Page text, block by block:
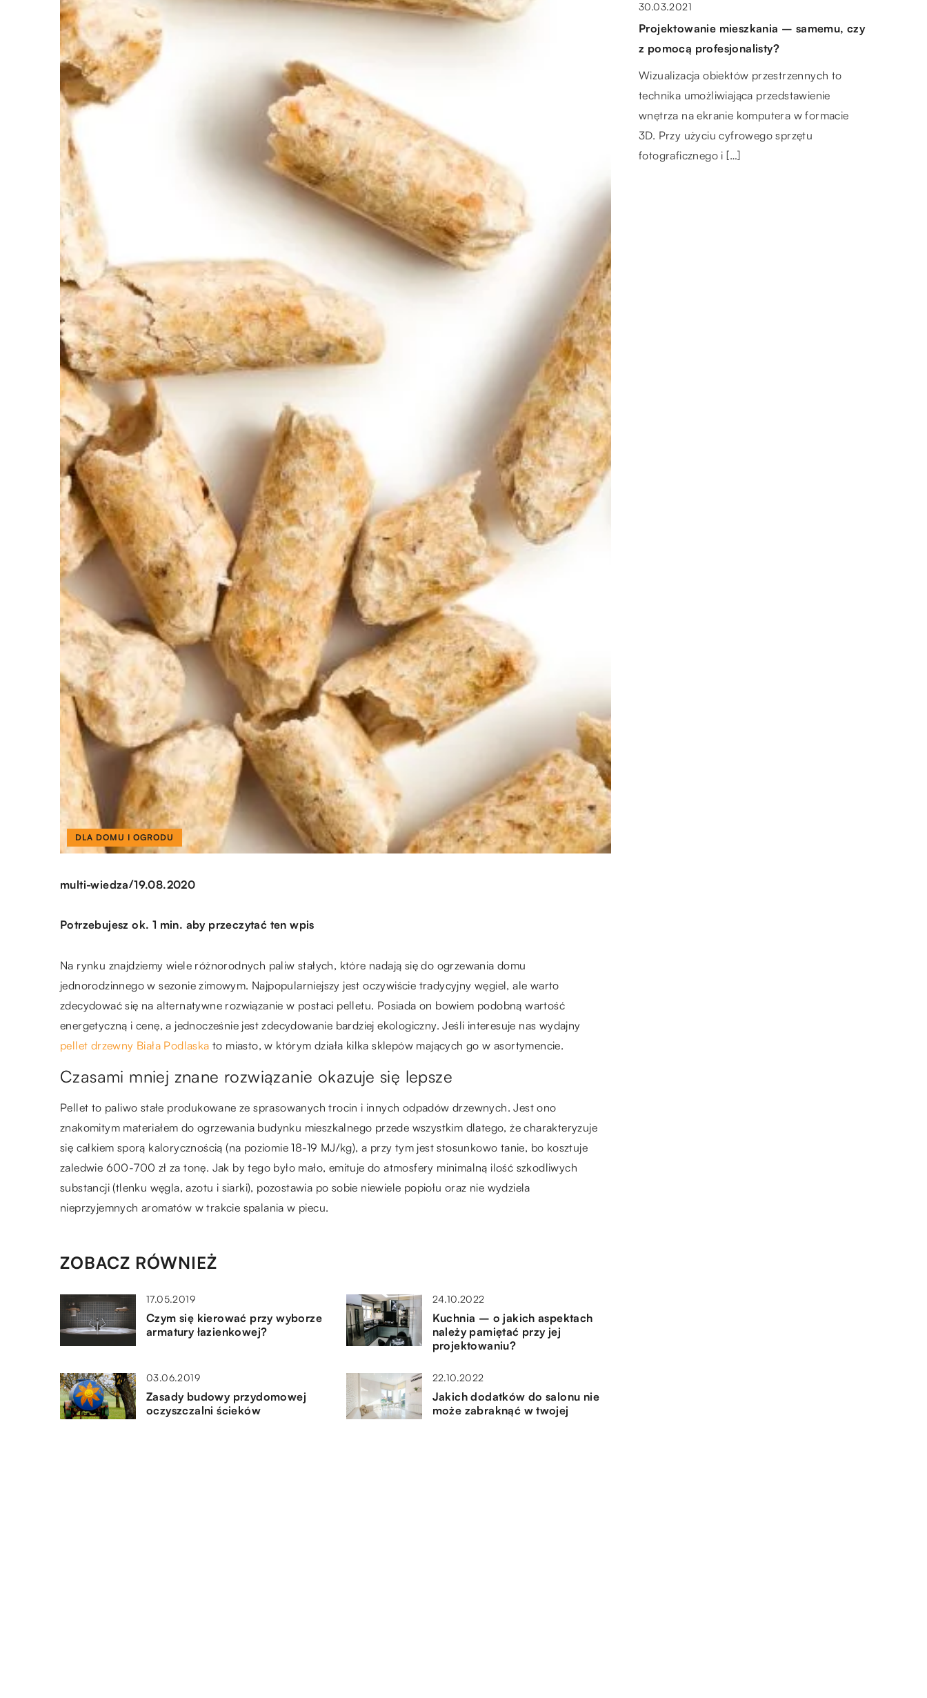
DLA DOMU I OGRODU
multi-wiedza/19.08.2020
Potrzebujesz ok. 1 min. aby przeczytać ten wpis
Na rynku znajdziemy wiele różnorodnych paliw stałych, które nadają się do ogrzewania domu
jednorodzinnego w sezonie zimowym. Najpopularniejszy jest oczywiście tradycyjny węgiel, ale warto
zdecydować się na alternatywne rozwiązanie w postaci pelletu. Posiada on bowiem podobną wartość
energetyczną i cenę, a jednocześnie jest zdecydowanie bardziej ekologiczny. Jeśli interesuje nas wydajny
pellet drzewny Biała Podlaska to miasto, w którym działa kilka sklepów mających go w asortymencie.
Czasami mniej znane rozwiązanie okazuje się lepsze
Pellet to paliwo stałe produkowane ze sprasowanych trocin i innych odpadów drzewnych. Jest ono
znakomitym materiałem do ogrzewania budynku mieszkalnego przede wszystkim dlatego, że charakteryzuje
się całkiem sporą kalorycznością (na poziomie 18-19 MJ/kg), a przy tym jest stosunkowo tanie, bo kosztuje
zaledwie 600-700 zł za tonę. Jak by tego było mało, emituje do atmosfery minimalną ilość szkodliwych
substancji (tlenku węgla, azotu i siarki), pozostawia po sobie niewiele popiołu oraz nie wydziela
nieprzyjemnych aromatów w trakcie spalania w piecu.
ZOBACZ RÓWNIEŻ
17.05.2019
Czym się kierować przy wyborze
armatury łazienkowej?
24.10.2022
Kuchnia – o jakich aspektach
należy pamiętać przy jej
projektowaniu?
03.06.2019
Zasady budowy przydomowej
oczyszczalni ścieków
22.10.2022
Jakich dodatków do salonu nie
może zabraknąć w twojej
20.02.2021
Ciekawe pomysły na trening poza domem
Masz ochotę urozmaicić swoje treningi? To
bardzo dobra decyzja, w końcu im większa
różnorodność, tym lepsze efekty. W sytuacji,
kiedy […]
30.03.2021
Projektowanie mieszkania – samemu, czy
z pomocą profesjonalisty?
Wizualizacja obiektów przestrzennych to
technika umożliwiająca przedstawienie
wnętrza na ekranie komputera w formacie
3D. Przy użyciu cyfrowego sprzętu
fotograficznego i […]
21.08.2020
Jak można zarazić się koronawirusem?
Odkąd nowy wirus rozprzestrzenił się z
Wuhan na cały świat, unikanie infekcji stało
się codziennym problemem każdego z nas.
Warto […]